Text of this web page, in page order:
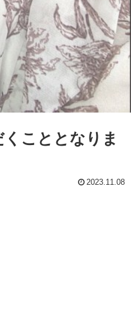
こととなりま
2023.11.08